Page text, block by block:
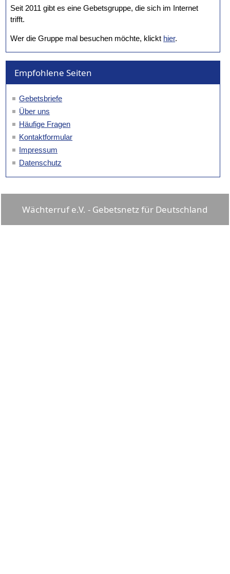
Seit 2011 gibt es eine Gebetsgruppe, die sich im Internet
trifft.
Wer die Gruppe mal besuchen möchte, klickt hier.
Empfohlene Seiten
Gebetsbriefe
Über uns
Häufige Fragen
Kontaktformular
Impressum
Datenschutz
Wächterruf e.V. - Gebetsnetz für Deutschland